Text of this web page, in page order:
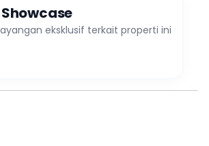
eksklusif terkait properti ini